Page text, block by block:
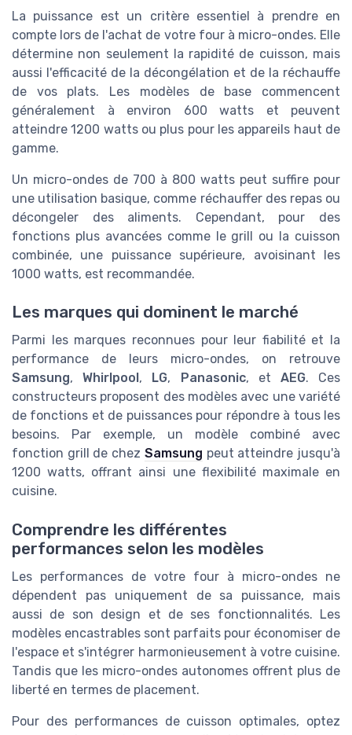
La puissance est un critère essentiel à prendre en
compte lors de l'achat de votre four à micro-ondes. Elle
détermine non seulement la rapidité de cuisson, mais
aussi l'efficacité de la décongélation et de la réchauffe
de vos plats. Les modèles de base commencent
généralement à environ 600 watts et peuvent
atteindre 1200 watts ou plus pour les appareils haut de
gamme.
Un micro-ondes de 700 à 800 watts peut suffire pour
une utilisation basique, comme réchauffer des repas ou
décongeler des aliments. Cependant, pour des
fonctions plus avancées comme le grill ou la cuisson
combinée, une puissance supérieure, avoisinant les
1000 watts, est recommandée.
Les marques qui dominent le marché
Parmi les marques reconnues pour leur fiabilité et la
performance de leurs micro-ondes, on retrouve
Samsung,Whirlpool , LG, Panasonic, et AEG. Ces
constructeurs proposent des modèles avec une variété
de fonctions et de puissances pour répondre à tous les
besoins. Par exemple, un modèle combiné avec
fonction grill de chez Samsung peut atteindre jusqu'à
1200 watts, offrant ainsi une flexibilité maximale en
cuisine.
Comprendre les différentes
performances selon les modèles
Les performances de votre four à micro-ondes ne
dépendent pas uniquement de sa puissance, mais
aussi de son design et de ses fonctionnalités. Les
modèles encastrables sont parfaits pour économiser de
l'espace et s'intégrer harmonieusement à votre cuisine.
Tandis que les micro-ondes autonomes offrent plus de
liberté en termes de placement.
Pour des performances de cuisson optimales, optez